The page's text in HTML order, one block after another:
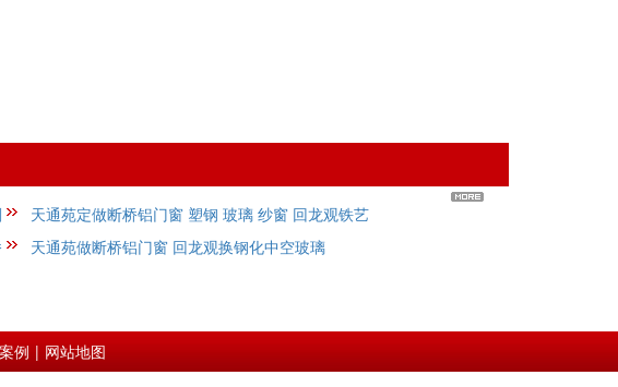
天通苑定做断桥铝门窗 塑钢 玻璃 纱窗 回龙观铁艺
护
天通苑做断桥铝门窗 回龙观换钢化中空玻璃
例 | 网站地图